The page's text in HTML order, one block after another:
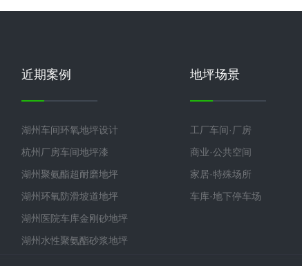
近期案例
湖州车间环氧地坪设计
杭州厂房车间地坪漆
湖州聚氨酯超耐磨地坪
湖州环氧防滑坡道地坪
湖州医院车库金刚砂地坪
湖州水性聚氨酯砂浆地坪
地坪场景
工厂车间·厂房
商业·公共空间
家居·特殊场所
车库·地下停车场